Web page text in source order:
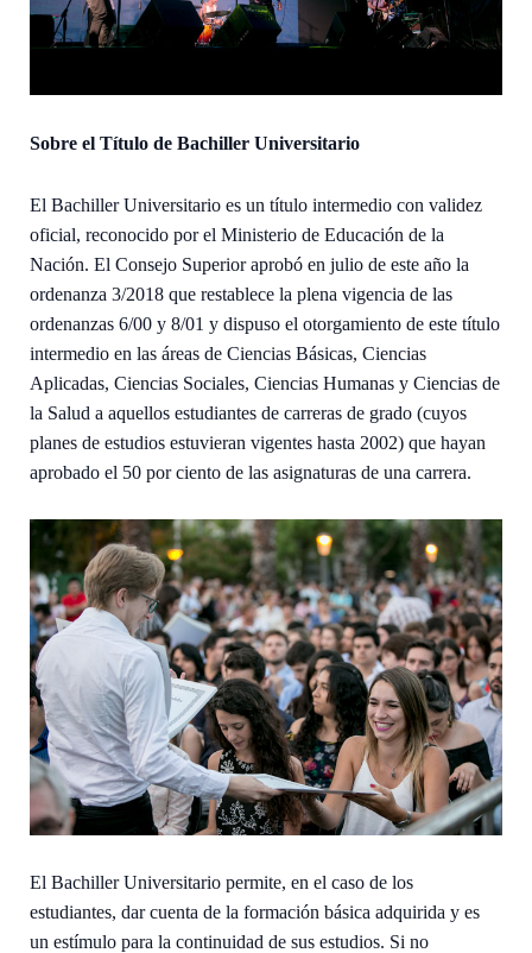
Sobre el Título de Bachiller Universitario
El Bachiller Universitario es un título intermedio con validez
oficial, reconocido por el Ministerio de Educación de la
Nación. El Consejo Superior aprobó en julio de este año la
ordenanza 3/2018 que restablece la plena vigencia de las
ordenanzas 6/00 y 8/01 y dispuso el otorgamiento de este título
intermedio en las áreas de Ciencias Básicas, Ciencias
Aplicadas, Ciencias Sociales, Ciencias Humanas y Ciencias de
la Salud a aquellos estudiantes de carreras de grado (cuyos
planes de estudios estuvieran vigentes hasta 2002) que hayan
aprobado el 50 por ciento de las asignaturas de una carrera.
El Bachiller Universitario permite, en el caso de los
estudiantes, dar cuenta de la formación básica adquirida y es
un estímulo para la continuidad de sus estudios. Si no